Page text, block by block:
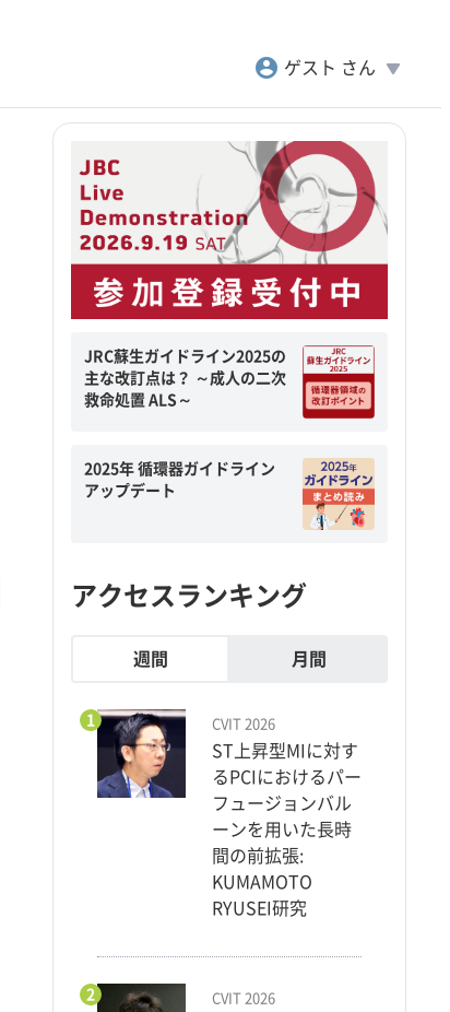
account_circle ゲスト さん play_arrow
JRC蘇生ガイドライン2025の
主な改訂点は？ ～成人の二次
救命処置 ALS～
2025年 循環器ガイドライン
アップデート
アクセスランキング
週間 月間
1 CVIT 2026
ST上昇型MIに対す
るPCIにおけるパー
フュージョンバル
ーンを用いた長時
間の前拡張:
KUMAMOTO
RYUSEI研究
2 CVIT 2026